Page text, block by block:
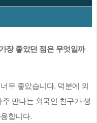
장 좋았던 점은 무엇일까
무 좋았습니다. 덕분에 외
주 만나는 외국인 친구가 생
합니다.